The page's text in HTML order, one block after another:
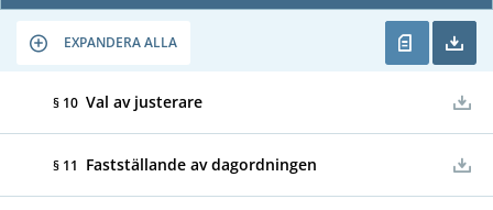
EXPANDERA ALLA
§ 10 Val av justerare
§ 11 Fastställande av dagordningen